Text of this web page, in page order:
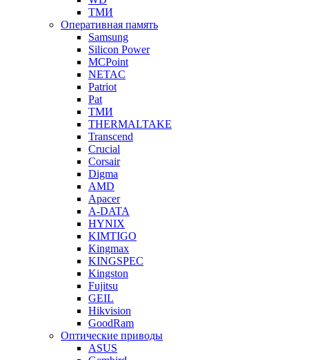
ТМИ
Оперативная память
Samsung
Silicon Power
MCPoint
NETAC
Patriot
Pat
ТМИ
THERMALTAKE
Transcend
Crucial
Corsair
Digma
AMD
Apacer
A-DATA
HYNIX
KIMTIGO
Kingmax
KINGSPEC
Kingston
Fujitsu
GEIL
Hikvision
GoodRam
Оптические приводы
ASUS